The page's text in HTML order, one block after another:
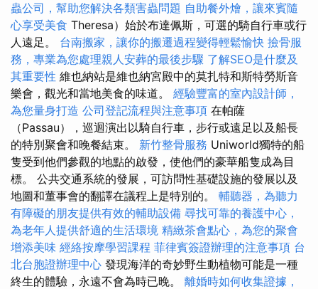
蟲公司，幫助您解決各類害蟲問題 自助餐外燴，讓來賓隨
心享受美食 Theresa）始於布達佩斯，可選的騎自行車或行
人遠足。 台南搬家，讓你的搬遷過程變得輕鬆愉快 撿骨服
務，專業為您處理親人安葬的最後步驟 了解SEO是什麼及
其重要性 維也納站是維也納宮殿中的莫扎特和斯特勞斯音
樂會，觀光和當地美食的味道。 經驗豐富的室內設計師，
為您量身打造 公司登記流程與注意事項 在帕薩
（Passau），巡迴演出以騎自行車，步行或遠足以及船長
的特別聚會和晚餐結束。 新竹整骨服務 Uniworld獨特的船
隻受到他們參觀的地點的啟發，使他們的豪華船隻成為目
標。 公共交通系統的發展，可訪問性基礎設施的發展以及
地圖和董事會的翻譯在議程上是特別的。 輔聽器，為聽力
有障礙的朋友提供有效的輔助設備 尋找可靠的養護中心，
為老年人提供舒適的生活環境 精緻茶會點心，為您的聚會
增添美味 經絡按摩學習課程 菲律賓簽證辦理的注意事項 台
北台胞證辦理中心 發現海洋的奇妙野生動植物可能是一種
終生的體驗，永遠不會為時已晚。 離婚時如何收集證據，